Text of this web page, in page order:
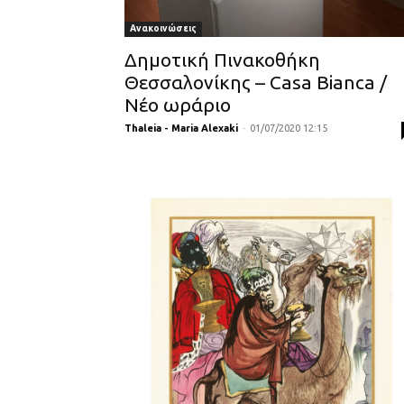
Ανακοινώσεις
Δημοτική Πινακοθήκη
Θεσσαλονίκης – Casa Bianca /
Νέο ωράριο
Thaleia - Maria Alexaki - 01/07/2020 12:15